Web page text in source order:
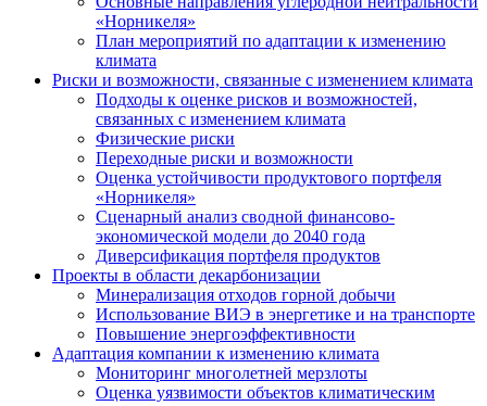
«Норникеля»
План мероприятий по адаптации к изменению
климата
Риски и возможности, связанные с изменением климата
Подходы к оценке рисков и возможностей,
связанных с изменением климата
Физические риски
Переходные риски и возможности
Оценка устойчивости продуктового портфеля
«Норникеля»
Сценарный анализ сводной финансово-
экономической модели до 2040 года
Диверсификация портфеля продуктов
Проекты в области декарбонизации
Минерализация отходов горной добычи
Использование ВИЭ в энергетике и на транспорте
Повышение энергоэффективности
Адаптация компании к изменению климата
Мониторинг многолетней мерзлоты
Оценка уязвимости объектов климатическим